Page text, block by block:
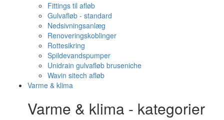
Fittings til afløb
Gulvafløb - standard
Nedsivningsanlæg
Renoveringskoblinger
Rottesikring
Spildevandspumper
Unidrain gulvafløb bruseniche
Wavin sitech afløb
Varme & klima
Varme & klima - kategorier